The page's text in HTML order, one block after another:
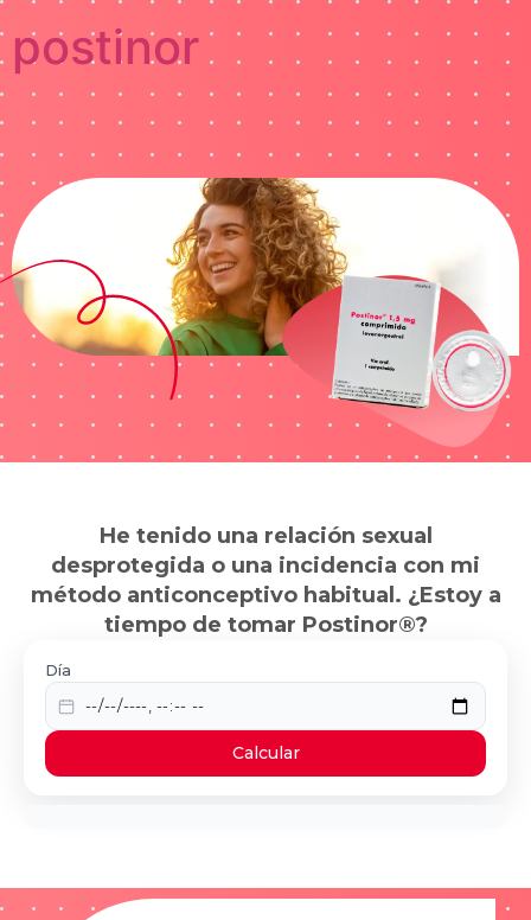
postinor
He tenido una relación sexual
desprotegida o una incidencia con mi
método anticonceptivo habitual. ¿Estoy a
tiempo de tomar Postinor®?
Día
Calcular